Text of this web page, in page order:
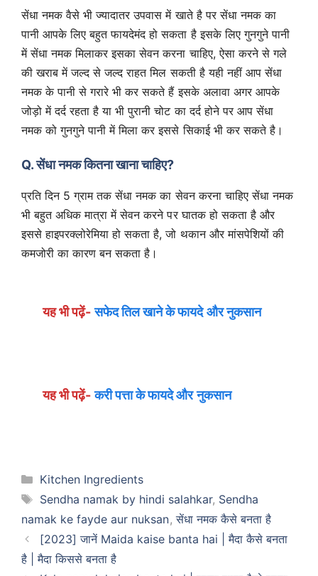
सेंधा नमक वैसे भी ज्यादातर उपवास में खाते है पर सेंधा नमक का
पानी आपके लिए बहुत फायदेमंद हो सकता है इसके लिए गुनगुने पानी
में सेंधा नमक मिलाकर इसका सेवन करना चाहिए, ऐसा करने से गले
की खराब में जल्द से जल्द राहत मिल सकती है यही नहीं आप सेंधा
नमक के पानी से गरारे भी कर सकते हैं इसके अलावा अगर आपके
जोड़ो में दर्द रहता है या भी पुरानी चोट का दर्द होने पर आप सेंधा
नमक को गुनगुने पानी में मिला कर इससे सिकाई भी कर सकते है।
Q. सेंधा नमक कितना खाना चाहिए?
प्रति दिन 5 ग्राम तक सेंधा नमक का सेवन करना चाहिए सेंधा नमक
भी बहुत अधिक मात्रा में सेवन करने पर घातक हो सकता है और
इससे हाइपरक्लोरेमिया हो सकता है, जो थकान और मांसपेशियों की
कमजोरी का कारण बन सकता है।
यह भी पढ़ें- सफेद तिल खाने के फायदे और नुकसान
यह भी पढ़ें- करी पत्ता के फायदे और नुकसान
Categories
Kitchen Ingredients
Tags
Sendha namak by hindi salahkar, Sendha
namak ke fayde aur nuksan,सेंधा नमक कैसे बनता है
[2023] जानें Maida kaise banta hai | मैदा कैसे बनता
है | मैदा किससे बनता है